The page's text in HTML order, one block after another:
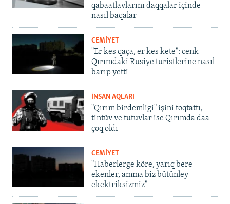
qabaatlavlarını daqqalar içinde
nasıl baqalar
CEMİYET
"Er kes qaça, er kes kete": cenk
Qırımdaki Rusiye turistlerine nasıl
barıp yetti
İNSAN AQLARI
"Qırım birdemligi" işini toqtattı,
tintüv ve tutuvlar ise Qırımda daa
çoq oldı
CEMİYET
"Haberlerge köre, yarıq bere
ekenler, amma biz bütünley
ekektriksizmiz"